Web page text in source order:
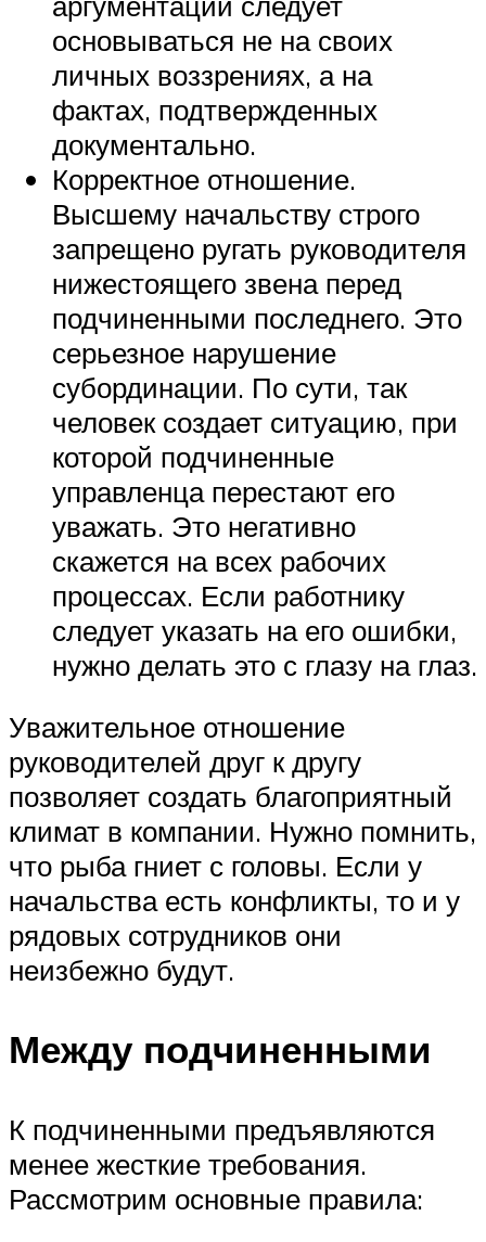
основываться не на своих
личных воззрениях, а на
фактах, подтвержденных
документально.
Корректное отношение.
Высшему начальству строго
запрещено ругать руководителя
нижестоящего звена перед
подчиненными последнего. Это
серьезное нарушение
субординации. По сути, так
человек создает ситуацию, при
которой подчиненные
управленца перестают его
уважать. Это негативно
скажется на всех рабочих
процессах. Если работнику
следует указать на его ошибки,
нужно делать это с глазу на глаз.
Уважительное отношение
руководителей друг к другу
позволяет создать благоприятный
климат в компании. Нужно помнить,
что рыба гниет с головы. Если у
начальства есть конфликты, то и у
рядовых сотрудников они
неизбежно будут.
Между подчиненными
К подчиненными предъявляются
менее жесткие требования.
Рассмотрим основные правила: